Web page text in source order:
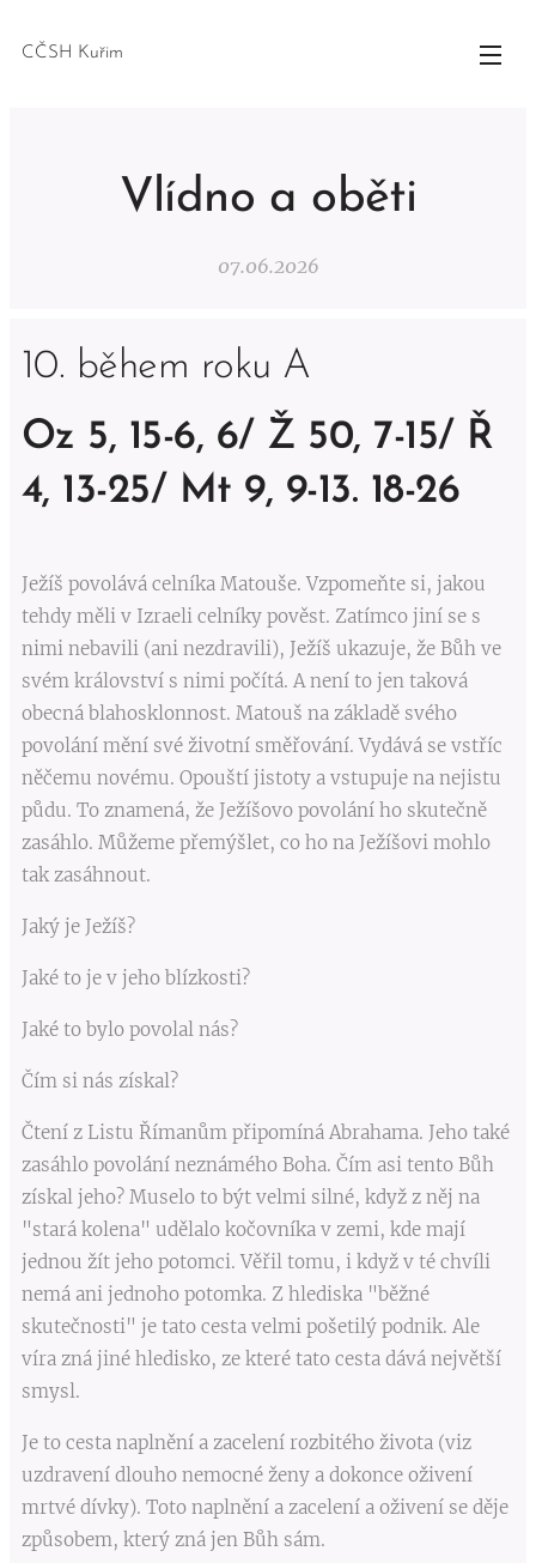
CČSH Kuřim
Vlídno a oběti
07.06.2026
10. během roku A
Oz 5, 15-6, 6/ Ž 50, 7-15/ Ř
4, 13-25/ Mt 9, 9-13. 18-26
Ježíš povolává celníka Matouše. Vzpomeňte si, jakou
tehdy měli v Izraeli celníky pověst. Zatímco jiní se s
nimi nebavili (ani nezdravili), Ježíš ukazuje, že Bůh ve
svém království s nimi počítá. A není to jen taková
obecná blahosklonnost. Matouš na základě svého
povolání mění své životní směřování. Vydává se vstříc
něčemu novému. Opouští jistoty a vstupuje na nejistu
půdu. To znamená, že Ježíšovo povolání ho skutečně
zasáhlo. Můžeme přemýšlet, co ho na Ježíšovi mohlo
tak zasáhnout.
Jaký je Ježíš?
Jaké to je v jeho blízkosti?
Jaké to bylo povolal nás?
Čím si nás získal?
Čtení z Listu Římanům připomíná Abrahama. Jeho také
zasáhlo povolání neznámého Boha. Čím asi tento Bůh
získal jeho? Muselo to být velmi silné, když z něj na
"stará kolena" udělalo kočovníka v zemi, kde mají
jednou žít jeho potomci. Věřil tomu, i když v té chvíli
nemá ani jednoho potomka. Z hlediska "běžné
skutečnosti" je tato cesta velmi pošetilý podnik. Ale
víra zná jiné hledisko, ze které tato cesta dává největší
smysl.
Je to cesta naplnění a zacelení rozbitého života (viz
uzdravení dlouho nemocné ženy a dokonce oživení
mrtvé dívky). Toto naplnění a zacelení a oživení se děje
způsobem, který zná jen Bůh sám.